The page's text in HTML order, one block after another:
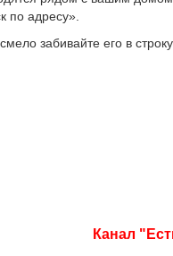
по адресу».
забивайте его в строку
Канал